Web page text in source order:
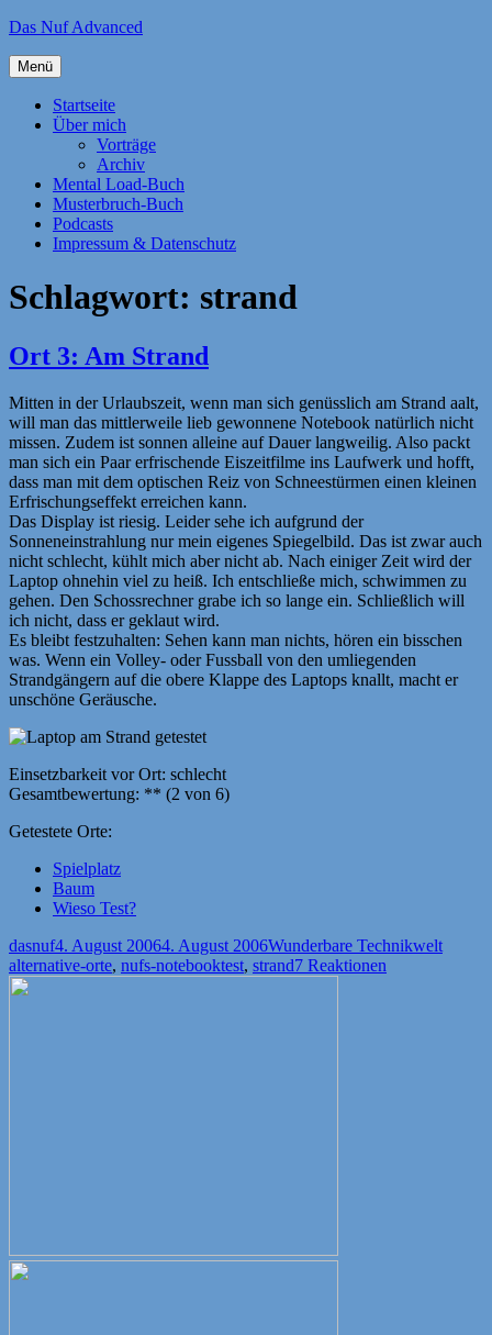
Zum
springen
Das Nuf Advanced
Menü
Startseite
Über mich
Vorträge
Archiv
Mental Load-Buch
Musterbruch-Buch
Podcasts
Impressum & Datenschutz
Schlagwort: strand
Ort 3: Am Strand
Mitten in der Urlaubszeit, wenn man sich genüsslich am Strand aalt,
will man das mittlerweile lieb gewonnene Notebook natürlich nicht
missen. Zudem ist sonnen alleine auf Dauer langweilig. Also packt
man sich ein Paar erfrischende Eiszeitfilme ins Laufwerk und hofft,
dass man mit dem optischen Reiz von Schneestürmen einen kleinen
Erfrischungseffekt erreichen kann.
Das Display ist riesig. Leider sehe ich aufgrund der
Sonneneinstrahlung nur mein eigenes Spiegelbild. Das ist zwar auch
nicht schlecht, kühlt mich aber nicht ab. Nach einiger Zeit wird der
Laptop ohnehin viel zu heiß. Ich entschließe mich, schwimmen zu
gehen. Den Schossrechner grabe ich so lange ein. Schließlich will
ich nicht, dass er geklaut wird.
Es bleibt festzuhalten: Sehen kann man nichts, hören ein bisschen
was. Wenn ein Volley- oder Fussball von den umliegenden
Strandgängern auf die obere Klappe des Laptops knallt, macht er
unschöne Geräusche.
Einsetzbarkeit vor Ort: schlecht
Gesamtbewertung: ** (2 von 6)
Getestete Orte:
Spielplatz
Baum
Wieso Test?
Autor
dasnufVeröffentlicht
am
4. August 20064. August 2006Kategorien
Wunderbare Technikwelt
alternative-orte, nufs-notebooktest, strand7 Reaktionen